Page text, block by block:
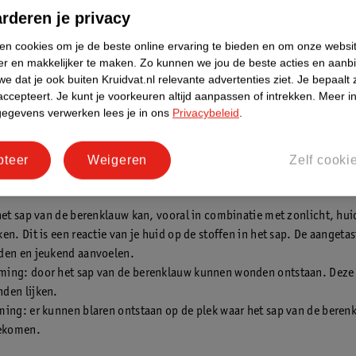
hebt aangeraakt moet je: spoelen,
afdekken, zonlicht vermijden, schone
en indien nodig de huisarts
aanraking berenklauw
sap van de berenklauw kan, vooral in combinatie met zonlicht,
Dit is een reactie van je huid op de stoffen in het sap. De
en jeukend aanvoelen.
door het sap van de berenklauw kunnen wonden ontstaan.
lijken.
er kunnen blaren ontstaan op de plek waar het sap van de
je privacy
cookies om je de beste online ervaring te bieden en om onze
en makkelijker te maken. Zo kunnen we jou de beste acties en
dat je ook buiten Kruidvat.nl relevante advertenties ziet. Je bepaalt
Je kunt je voorkeuren altijd aanpassen of intrekken. Meer
verwerken lees je in ons Privacybeleid.
Zelf
Weigeren